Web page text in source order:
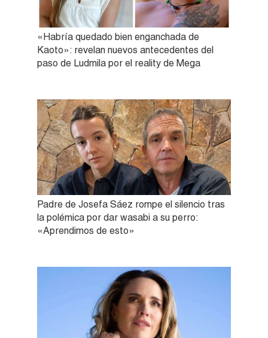
«Habría quedado bien enganchada de
Kaoto»: revelan nuevos antecedentes del
paso de Ludmila por el reality de Mega
Padre de Josefa Sáez rompe el silencio tras
la polémica por dar wasabi a su perro:
«Aprendimos de esto»